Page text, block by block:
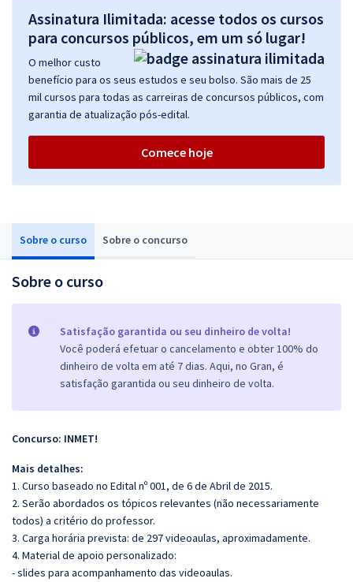
Sobre o curso Sobre o concurso
Sobre o curso
Satisfação garantida ou seu dinheiro de volta!
Você poderá efetuar o cancelamento e obter 100% do
dinheiro de volta em até 7 dias. Aqui, no Gran, é
satisfação garantida ou seu dinheiro de volta.
Concurso: INMET!
Mais detalhes:
1. Curso baseado no Edital nº 001, de 6 de Abril de 2015.
2. Serão abordados os tópicos relevantes (não necessariamente
todos) a critério do professor.
3. Carga horária prevista: de 297 videoaulas, aproximadamente.
4. Material de apoio personalizado:
- slides para acompanhamento das videoaulas.
Assinatura Ilimitada: acesse todos os cursos
para concursos públicos, em um só lugar!
O melhor custo
benefício para os seus estudos e seu bolso. São mais de 25
mil cursos para todas as carreiras de concursos públicos, com
garantia de atualização pós-edital.
Comece hoje